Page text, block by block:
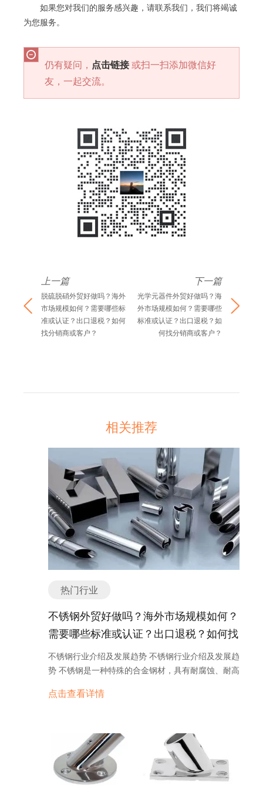
如果您对我们的服务感兴趣，请联系我们，我们将竭诚
为您服务。
仍有疑问， 点击链接或扫一扫添加微信好
友，一起交流。
上一篇
脱硫脱硝外贸好做吗？海外
市场规模如何？需要哪些标
准或认证？出口退税？如何
找分销商或客户？
下一篇
光学元器件外贸好做吗？海
外市场规模如何？需要哪些
标准或认证？出口退税？如
何找分销商或客户？
相关推荐
热门行业
不锈钢外贸好做吗？海外市场规模如何？
需要哪些标准或认证？出口退税？如何找
分销商或客户？
不锈钢行业介绍及发展趋势 不锈钢行业介绍及发展趋
势 不锈钢是一种特殊的合金钢材，具有耐腐蚀、耐高
锈钢行业以其独特的性能和广阔的市场需求，成为了
料的需求不断增加，不锈钢应运而生。随着科技的进
步和工艺的改进，不锈钢的性能不断提高，应用领域
也日益扩大。 目前，不锈钢行业的应用领域非常广
泛，包括建筑、汽车、电子、化工、医疗等多个行
点击查看详情